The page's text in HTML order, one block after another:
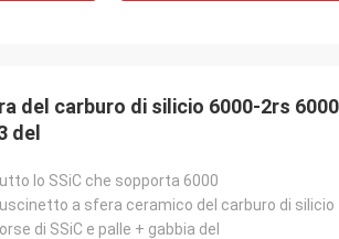
del carburo di silicio 6000-2rs
del
lo SSiC che sopporta 6000
a sfera ceramico del carburo di silicio
di SSiC e palle + gabbia del